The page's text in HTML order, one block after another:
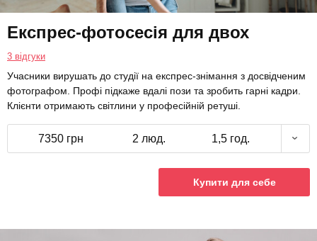
Експрес-фотосесія для двох
3 відгуки
Учасники вирушать до студії на експрес-знімання з досвідченим
фотографом. Профі підкаже вдалі пози та зробить гарні кадри.
Клієнти отримають світлини у професійній ретуші.
7350 грн 2 люд. 1,5 год.
Купити для себе